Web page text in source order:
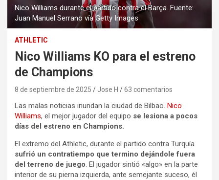
Nico Williams durante el partido contra el Barça. Fuente:
Juan Manuel Serrano vía Getty Images
ATHLETIC
Nico Williams KO para el estreno
de Champions
8 de septiembre de 2025 Jose H 63 comentarios
Las malas noticias inundan la ciudad de Bilbao. Nico
Williams, el mejor jugador del equipo se lesiona a pocos
días del estreno en Champions.
El extremo del Athletic, durante el partido contra Turquía
sufrió un contratiempo que termino dejándole fuera
del terreno de juego. El jugador sintió «algo» en la parte
interior de su pierna izquierda, ante semejante suceso, él